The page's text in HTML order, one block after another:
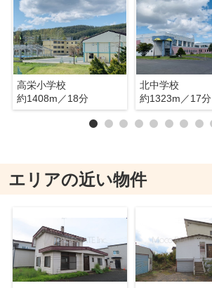
高栄小学校
約1408m／18分
北中学校
約1323m／17分
エリアの近い物件